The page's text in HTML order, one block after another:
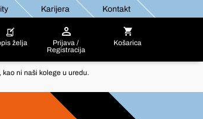
Karijera Kontakt
želja
Prijava /
Registracija
Košarica
ni naši kolege u uredu.